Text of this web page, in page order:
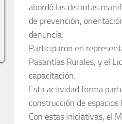
abordó las distintas
de prevención,
denuncia.
Participaron en
Pasantías Rurales, y el
capacitación.
Esta actividad forma
construcción de espacios
Con estas iniciativas, el